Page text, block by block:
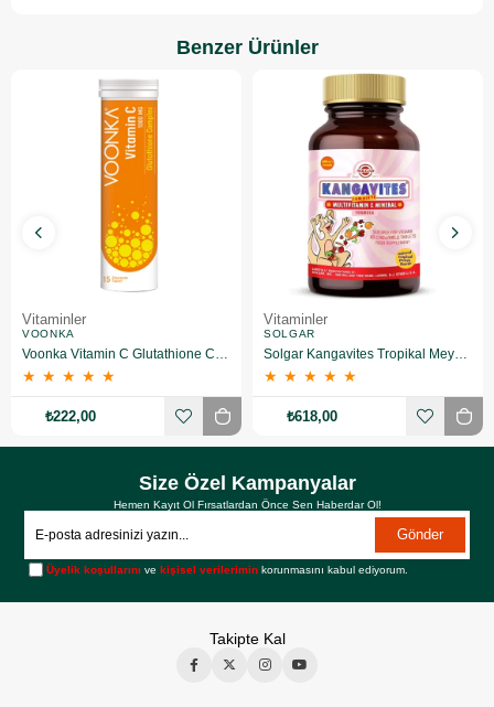
Benzer Ürünler
Vitaminler
VOONKA
★ ★ ★ ★ ★
₺222,00
Vitaminler
SOLGAR
★ ★ ★ ★ ★
₺618,00
Size Özel Kampanyalar
Hemen Kayıt Ol Fırsatlardan Önce Sen Haberdar Ol!
Gönder
Üyelik koşullarını vekişisel verilerimin korunmasını kabul ediyorum.
Takipte Kal